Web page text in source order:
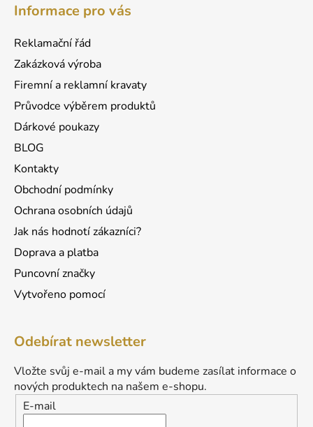
Informace pro vás
Reklamační řád
Zakázková výroba
Firemní a reklamní kravaty
Průvodce výběrem produktů
Dárkové poukazy
BLOG
Kontakty
Obchodní podmínky
Ochrana osobních údajů
Jak nás hodnotí zákazníci?
Doprava a platba
Puncovní značky
Vytvořeno pomocí
Odebírat newsletter
Vložte svůj e-mail a my vám budeme zasílat informace o
nových produktech na našem e-shopu.
E-mail